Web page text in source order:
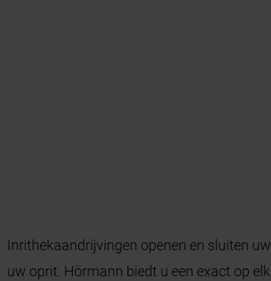
Inrithekaandrijvingen openen en sluiten
uw oprit. Hörmann biedt u een exact op